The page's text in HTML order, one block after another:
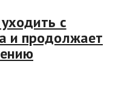
с
и продолжает